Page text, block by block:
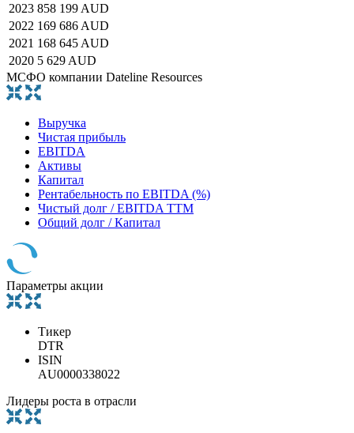
2023 858 199 AUD
2022 169 686 AUD
2021 168 645 AUD
2020 5 629 AUD
МСФО компании Dateline Resources
Выручка
Чистая прибыль
EBITDA
Активы
Капитал
Рентабельность по EBITDA (%)
Чистый долг / EBITDA TTM
Общий долг / Капитал
Параметры акции
Тикер
DTR
ISIN
AU0000338022
Лидеры роста в отрасли